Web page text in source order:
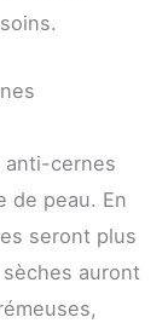
anti-cernes
de peau. En
seront plus
sèches auront